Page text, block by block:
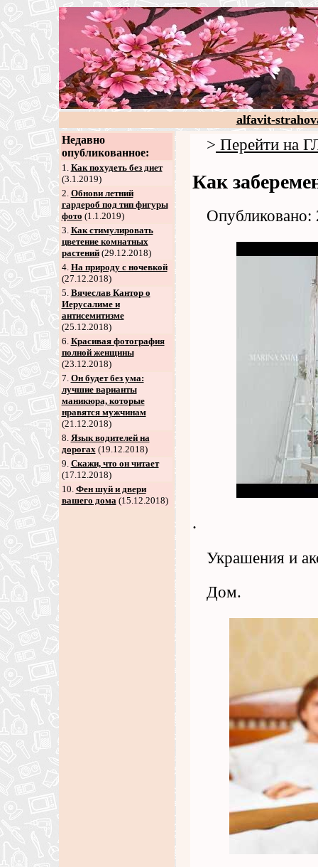
alfavit-
Недавно
опубликованное:
1. Как похудеть без диет
(3.1.2019)
2. Обнови летний
гардероб под тип фигуры
фото (1.1.2019)
3. Как стимулировать
цветение комнатных
растений(29.12.2018)
4. На природу с ночевкой
(27.12.2018)
5. Вячеслав Кантор о
Иерусалиме и
антисемитизме
(25.12.2018)
6. Красивая фотография
полной женщины
(23.12.2018)
7. Он будет без ума:
лучшие варианты
маникюра, которые
нравятся мужчинам
(21.12.2018)
8. Язык водителей на
дорогах(19.12.2018)
9. Скажи, что он читает
(17.12.2018)
10. Фен шуй и двери
вашего дома(15.12.2018)
> Перейти на
Как
Опубликовано:
.
Украшения и
Дом.